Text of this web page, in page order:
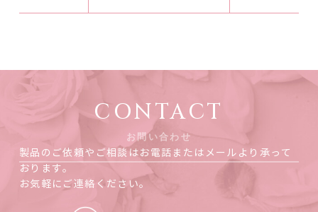
CONTACT
お問い合わせ
製品のご依頼やご相談はお電話またはメールより承って
おります。
お気軽にご連絡ください。